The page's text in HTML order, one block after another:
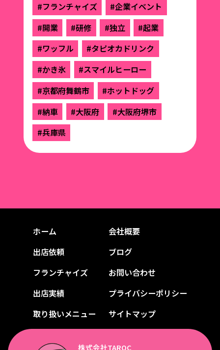
#フランチャイズ
#企業イベント
#開業
#研修 #独立
#起業
#ワッフル
#タピオカドリンク
#かき氷
#スマイルヒーロー
#京都府舞鶴市
#ホットドッグ
#納車
#大阪府
#大阪府堺市
#兵庫県
ホーム
出店依頼
フランチャイズ
出店実績
取り扱いメニュー
会社概要
ブログ
お問い合わせ
プライバシーポリシー
サイトマップ
株式会社TAROC